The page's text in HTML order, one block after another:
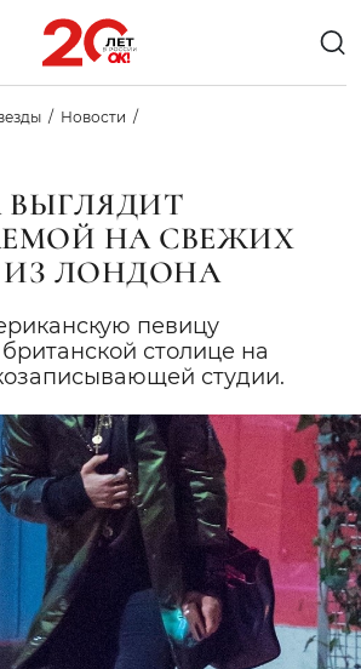
Новости
НА СВЕЖИХ
ЛОНДОНА
певицу
столице на
студии.